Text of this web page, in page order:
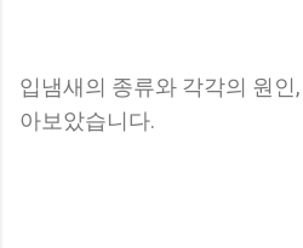
입냄새의 종류와 각각의 원인
아보았습니다.